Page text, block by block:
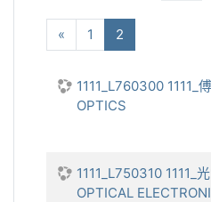
« 向前1 2
1111_L760300 1111_
OPTICS
1111_L750310 1111_
OPTICAL